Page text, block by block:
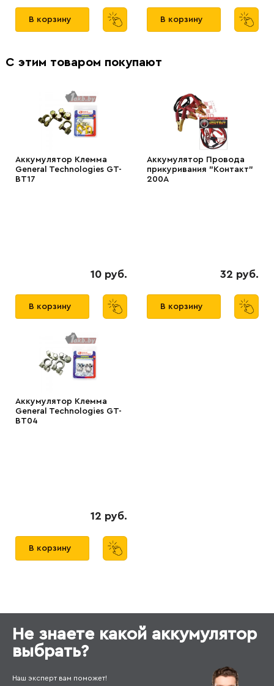
В корзину В корзину
С этим товаром покупают
Аккумулятор Клемма
General Technologies GT-
BT17
10 руб.
В корзину
Аккумулятор Провода
прикуривания "Контакт"
200А
32 руб.
В корзину
Аккумулятор Клемма
General Technologies GT-
BT04
12 руб.
В корзину
Не знаете какой аккумулятор
выбрать?
Наш эксперт вам поможет!